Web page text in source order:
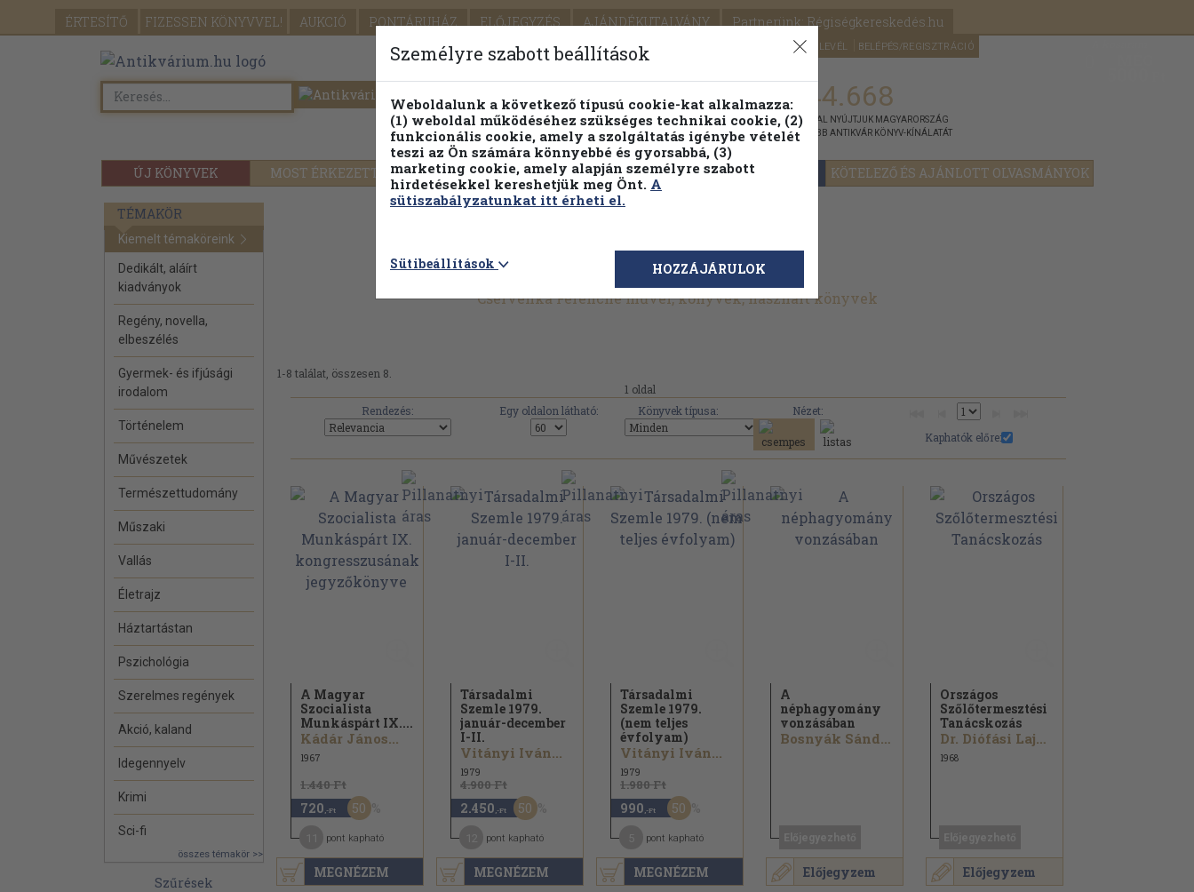
ÉRTESÍTŐ FIZESSEN KÖNYVVEL! AUKCIÓ PONTÁRUHÁZ ELŐJEGYZÉS AJÁNDÉKUTALVÁNY Partnerünk: Régiségkereskedés.hu
SEGÍTSÉG HÍRLEVÉL BELÉPÉS/REGISZTRÁCIÓ
ÚJ KÖNYVEK MOST ÉRKEZETT PILLANATNYI ÁRAINK FENNTARTHATÓ OLVASMÁNYOK KÖTELEZŐ ÉS AJÁNLOTT OLVASMÁNYOK
Részletes kereső Témaköri fa 1.144.668
KIADVÁNNYAL NYÚJTJUK MAGYARORSZÁG
LEGNAGYOBB ANTIKVÁR KÖNYV-KÍNÁLATÁT
TÉMAKÖR
Kiemelt témaköreink
Dedikált, aláírt
kiadványok
Regény, novella,
elbeszélés
Gyermek- és ifjúsági
irodalom
Történelem
Művészetek
Természettudomány
Műszaki
Vallás
Életrajz
Háztartástan
Pszichológia
Szerelmes regények
Akció, kaland
Idegennyelv
Krimi
Sci-fi
összes témakör >>
Szűrések
Cservenka Ferencné művei, könyvek, használt könyvek
1-8 találat, összesen 8.
1 oldal
Rendezés:
Egy oldalon látható: Könyvek típusa:
Nézet:
Kaphatók előre:
MEGNÉZEM
A Magyar
Szocialista
Munkáspárt IX....
Kádár János...
1967
1.440 Ft
720 ,-Ft 50
pont kapható
MEGNÉZEM
Társadalmi
Szemle 1979.
január-december
I-II.
Vitányi Iván...
1979
4.900 Ft
2.450 ,-Ft 50
pont kapható
MEGNÉZEM
Társadalmi
Szemle 1979.
(nem teljes
évfolyam)
Vitányi Iván...
1979
1.980 Ft
990 ,-Ft 50
pont kapható
Előjegyzem
A
néphagyomány
vonzásában
Bosnyák Sándor
Előjegyzem
Országos
Szőlőtermesztési
Tanácskozás
Dr. Diófási Lajos...
1968
Személyre szabott beállítások
Weboldalunk a következő típusú cookie-kat alkalmazza:
(1) weboldal működéséhez szükséges technikai cookie, (2)
funkcionális cookie, amely a szolgáltatás igénybe vételét
teszi az Ön számára könnyebbé és gyorsabbá, (3)
marketing cookie, amely alapján személyre szabott
hirdetésekkel kereshetjük meg Önt. A
sütiszabályzatunkat itt érheti el.
Sütibeállítások HOZZÁJÁRULOK